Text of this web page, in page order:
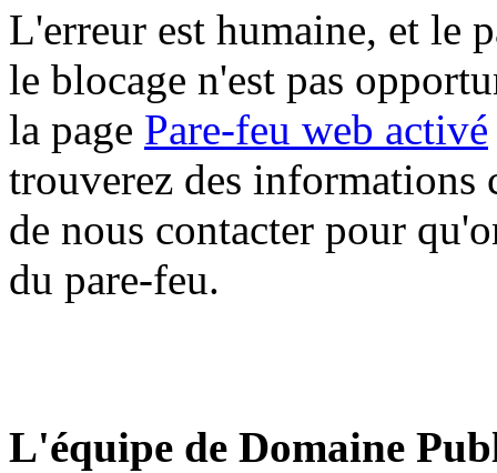
L'erreur est humaine, et le
le blocage n'est pas
la page Pare-feu web activé
trouverez des informations
de nous contacter pour
du pare-feu.
L'équipe de Domaine